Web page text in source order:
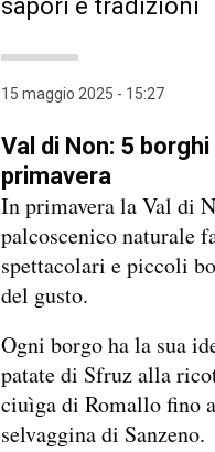
sapori e tradizioni
15 maggio 2025 - 15:27
Val di Non: 5
primavera
In primavera la Val di
palcoscenico naturale
spettacolari e piccoli
del gusto.
Ogni borgo ha la sua
patate di Sfruz alla
ciuìga di Romallo fino
selvaggina di Sanzeno.